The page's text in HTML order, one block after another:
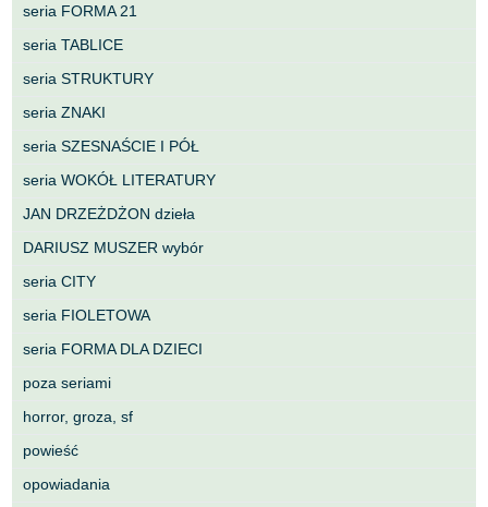
seria FORMA 21
seria TABLICE
seria STRUKTURY
seria ZNAKI
seria SZESNAŚCIE I PÓŁ
seria WOKÓŁ LITERATURY
JAN DRZEŻDŻON dzieła
DARIUSZ MUSZER wybór
seria CITY
seria FIOLETOWA
seria FORMA DLA DZIECI
poza seriami
horror, groza, sf
powieść
opowiadania